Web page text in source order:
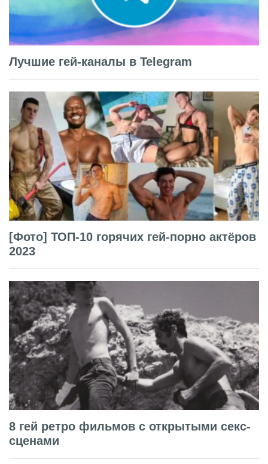
Лучшие гей-каналы в Telegram
[Фото] ТОП-10 горячих гей-порно актёров
2023
8 гей ретро фильмов с открытыми секс-
сценами